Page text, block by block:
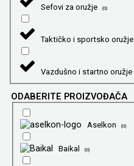
Sefovi za oružje (0)
Taktičko i sportsko oružje
Vazdušno i startno oružje
ODABERITE PROIZVOĐAČA
Aselkon (0)
Baikal (0)